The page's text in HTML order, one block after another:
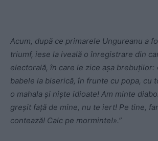
Acum, după ce primarele Ungureanu a
triumf, iese la iveală o înregistrare din
electorală, în care le zice așa brebuților:
babele la biserică, în frunte cu popa, cu
o mahala și niște idioate! Am minte
greșit față de mine, nu te iert! Pe tine,
contează! Calc pe morminte!».”